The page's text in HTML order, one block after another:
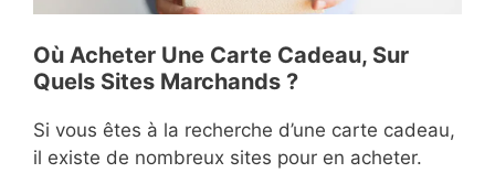
Où Acheter Une Carte Cadeau, Sur
Quels Sites Marchands ?
Si vous êtes à la recherche d’une carte cadeau,
il existe de nombreux sites pour en acheter.